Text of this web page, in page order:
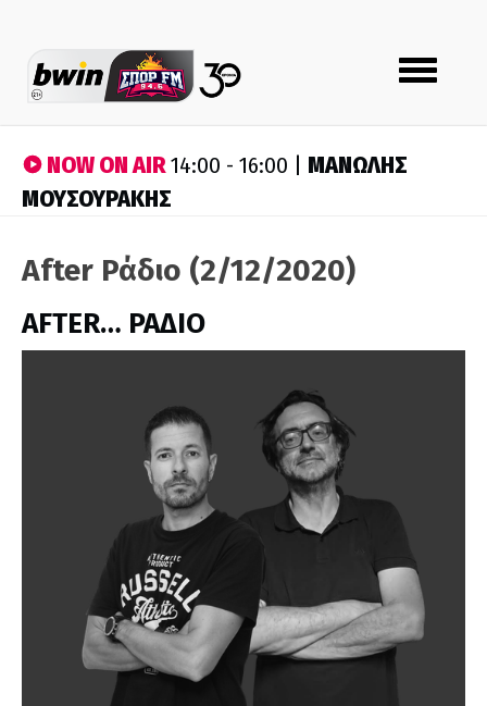
Toggle
navigation
NOW ON AIR14:00 - 16:00 | ΜΑΝΩΛΗΣ
ΜΟΥΣΟΥΡΑΚΗΣ
After Ράδιο (2/12/2020)
AFTER… ΡΑΔΙΟ